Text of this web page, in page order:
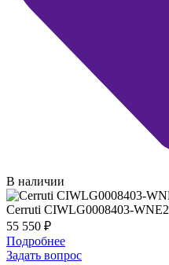
В наличии
Cerruti CIWLG0008403-WNE2
55 550 ₽
Подробнее
Задать вопрос